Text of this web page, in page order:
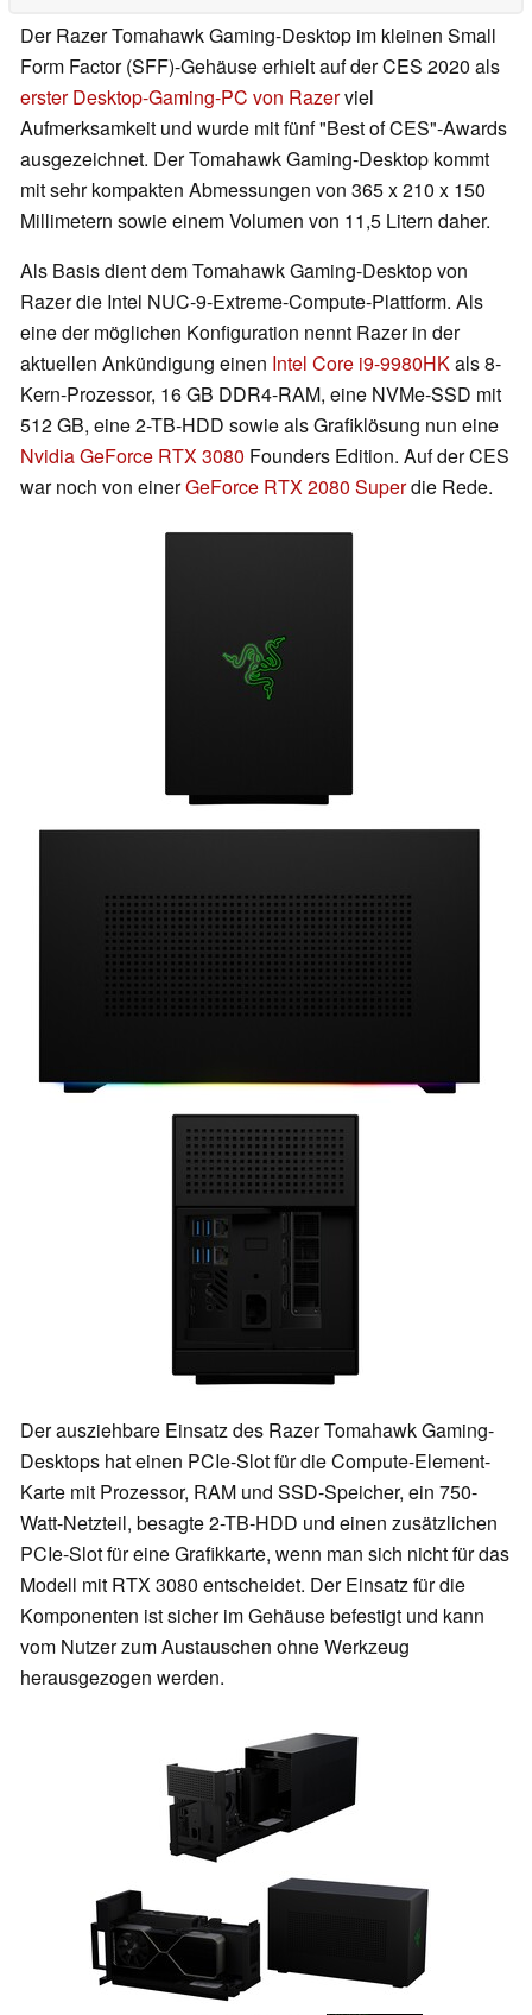
Der Razer Tomahawk Gaming-Desktop im kleinen Small
Form Factor (SFF)-Gehäuse erhielt auf der CES 2020 als
erster Desktop-Gaming-PC von Razerviel
Aufmerksamkeit und wurde mit fünf "Best of CES"-Awards
ausgezeichnet. Der Tomahawk Gaming-Desktop kommt
mit sehr kompakten Abmessungen von 365 x 210 x 150
Millimetern sowie einem Volumen von 11,5 Litern daher.
Als Basis dient dem Tomahawk Gaming-Desktop von
Razer die Intel NUC-9-Extreme-Compute-Plattform. Als
eine der möglichen Konfiguration nennt Razer in der
aktuellen Ankündigung einen Intel Core i9-9980HKals 8-
Kern-Prozessor, 16 GB DDR4-RAM, eine NVMe-SSD mit
512 GB, eine 2-TB-HDD sowie als Grafiklösung nun eine
Nvidia GeForce RTX 3080 Founders Edition. Auf der CES
war noch von einerGeForce RTX 2080 Superdie Rede.
Der ausziehbare Einsatz des Razer Tomahawk Gaming-
Desktops hat einen PCIe-Slot für die Compute-Element-
Karte mit Prozessor, RAM und SSD-Speicher, ein 750-
Watt-Netzteil, besagte 2-TB-HDD und einen zusätzlichen
PCIe-Slot für eine Grafikkarte, wenn man sich nicht für das
Modell mit RTX 3080 entscheidet. Der Einsatz für die
Komponenten ist sicher im Gehäuse befestigt und kann
vom Nutzer zum Austauschen ohne Werkzeug
herausgezogen werden.